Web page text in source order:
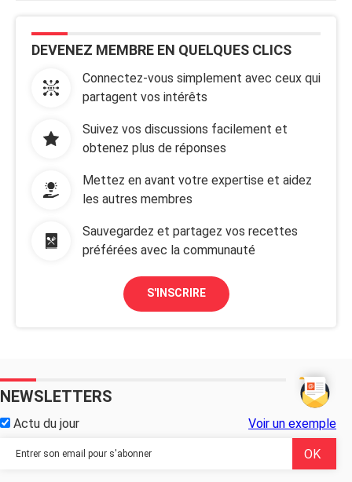
DEVENEZ MEMBRE EN QUELQUES CLICS
Connectez-vous simplement avec ceux qui
partagent vos intérêts
Suivez vos discussions facilement et
obtenez plus de réponses
Mettez en avant votre expertise et aidez
les autres membres
Sauvegardez et partagez vos recettes
préférées avec la communauté
S'INSCRIRE
NEWSLETTERS
Actu du jour Voir un exemple